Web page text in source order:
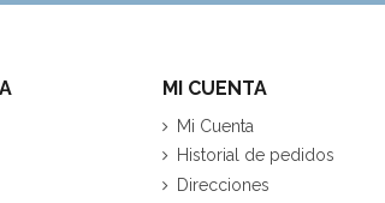
MI CUENTA
Mi Cuenta
Historial de pedidos
Direcciones